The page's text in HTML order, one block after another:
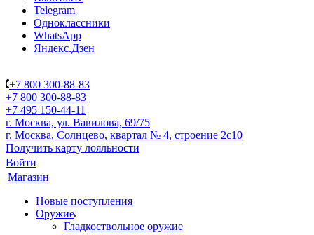
Telegram
Одноклассники
WhatsApp
Яндекс.Дзен
+7 800 300-88-83
+7 800 300-88-83
+7 495 150-44-11
г. Москва, ул. Вавилова, 69/75
г. Москва, Солнцево, квартал № 4, строение 2с10
Получить карту лояльности
Войти
Магазин
Новые поступления
Оружие
Гладкоствольное оружие